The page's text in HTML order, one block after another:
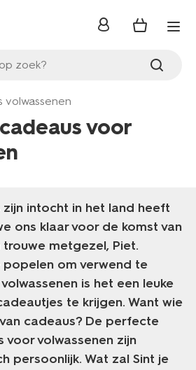
zoek?
inloggen
volwassenen
voor
intocht in het land heeft
ons klaar voor de komst van
trouwe metgezel, Piet.
om verwend te
is het een leuke
te krijgen. Want wie
cadeaus? De perfecte
voor volwassenen zijn
persoonlijk. Wat zal Sint je